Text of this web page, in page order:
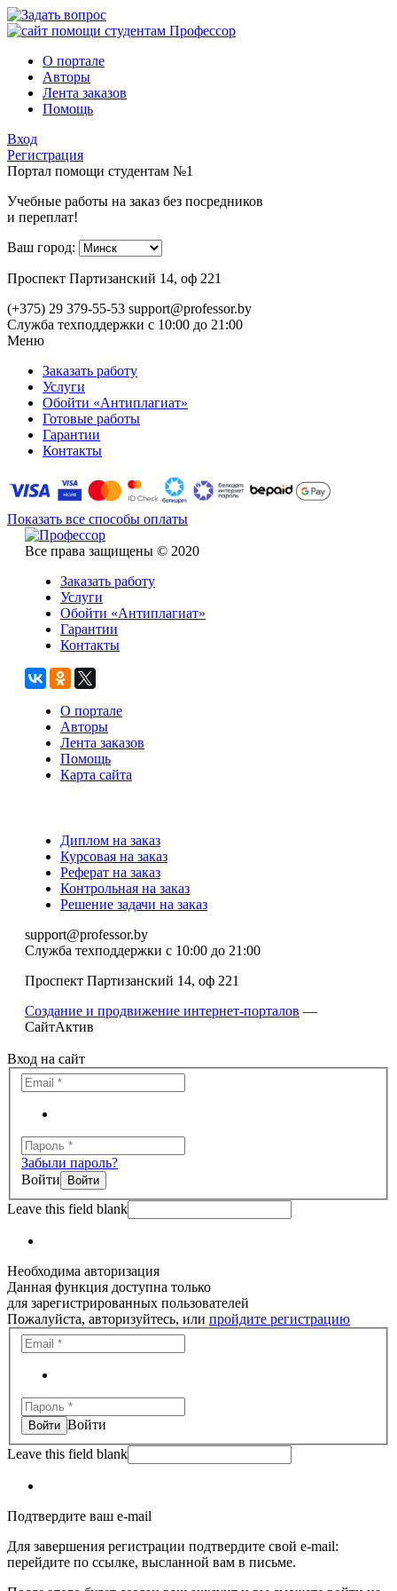
О портале
Авторы
Лента заказов
Помощь
Вход
Регистрация
Портал помощи студентам №1
Учебные работы на заказ без посредников
и переплат!
Ваш город:
Проспект Партизанский 14, оф 221
(+375) 29 379-55-53 support@professor.by
Служба техподдержки с 10:00 до 21:00
Меню
Заказать работу
Услуги
Обойти «Антиплагиат»
Готовые работы
Гарантии
Контакты
Показать все способы оплаты
Все права защищены © 2020
Заказать работу
Услуги
Обойти «Антиплагиат»
Гарантии
Контакты
О портале
Авторы
Лента заказов
Помощь
Карта сайта
Диплом на заказ
Курсовая на заказ
Реферат на заказ
Контрольная на заказ
Решение задачи на заказ
support@professor.by
Служба техподдержки с 10:00 до 21:00
Проспект Партизанский 14, оф 221
Создание и продвижение интернет-порталов —
СайтАктив
Вход на сайт
Забыли пароль?
Войти
Leave this field blank
Необходима авторизация
Данная функция доступна только
для зарегистрированных пользователей
Пожалуйста, авторизуйтесь, или пройдите регистрацию
Войти
Leave this field blank
Подтвердите ваш e-mail
Для завершения регистрации подтвердите свой e-mail:
перейдите по ссылке, высланной вам в письме.